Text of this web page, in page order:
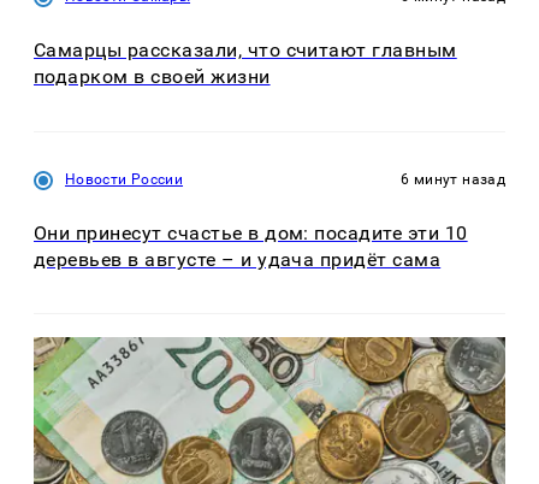
Самарцы рассказали, что считают главным
подарком в своей жизни
Новости России 6 минут назад
Они принесут счастье в дом: посадите эти 10
деревьев в августе – и удача придёт сама